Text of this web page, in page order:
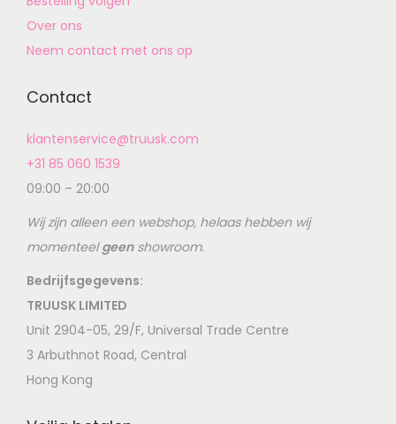
Over ons
Neem contact met ons op
Contact
klantenservice@truusk.com
+31 85 060 1539
09:00 – 20:00
Wij zijn alleen een webshop, helaas hebben wij
momenteelgeenshowroom.
Bedrijfsgegevens:
TRUUSK LIMITED
Unit 2904-05, 29/F, Universal Trade Centre
3 Arbuthnot Road, Central
Hong Kong